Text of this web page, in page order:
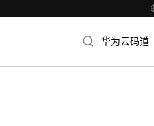
华为云码道